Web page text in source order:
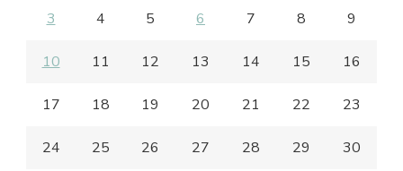
3 4 5 6 7 8 9
10 11 12 13 14 15 16
17 18 19 20 21 22 23
24 25 26 27 28 29 30